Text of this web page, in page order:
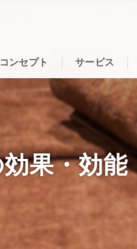
コンセプト サービス
果・効